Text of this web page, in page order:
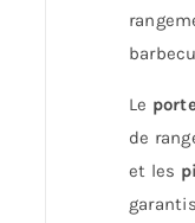
Le
de
et les